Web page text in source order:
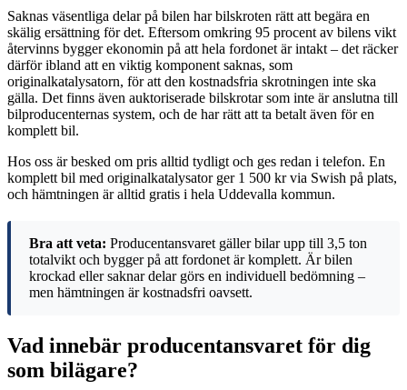
Saknas väsentliga delar på bilen har bilskroten rätt att begära en
skälig ersättning för det. Eftersom omkring 95 procent av bilens vikt
återvinns bygger ekonomin på att hela fordonet är intakt – det räcker
därför ibland att en viktig komponent saknas, som
originalkatalysatorn, för att den kostnadsfria skrotningen inte ska
gälla. Det finns även auktoriserade bilskrotar som inte är anslutna till
bilproducenternas system, och de har rätt att ta betalt även för en
komplett bil.
Hos oss är besked om pris alltid tydligt och ges redan i telefon. En
komplett bil med originalkatalysator ger 1 500 kr via Swish på plats,
och hämtningen är alltid gratis i hela Uddevalla kommun.
Bra att veta: Producentansvaret gäller bilar upp till 3,5 ton
totalvikt och bygger på att fordonet är komplett. Är bilen
krockad eller saknar delar görs en individuell bedömning –
men hämtningen är kostnadsfri oavsett.
Vad innebär producentansvaret för dig
som bilägare?